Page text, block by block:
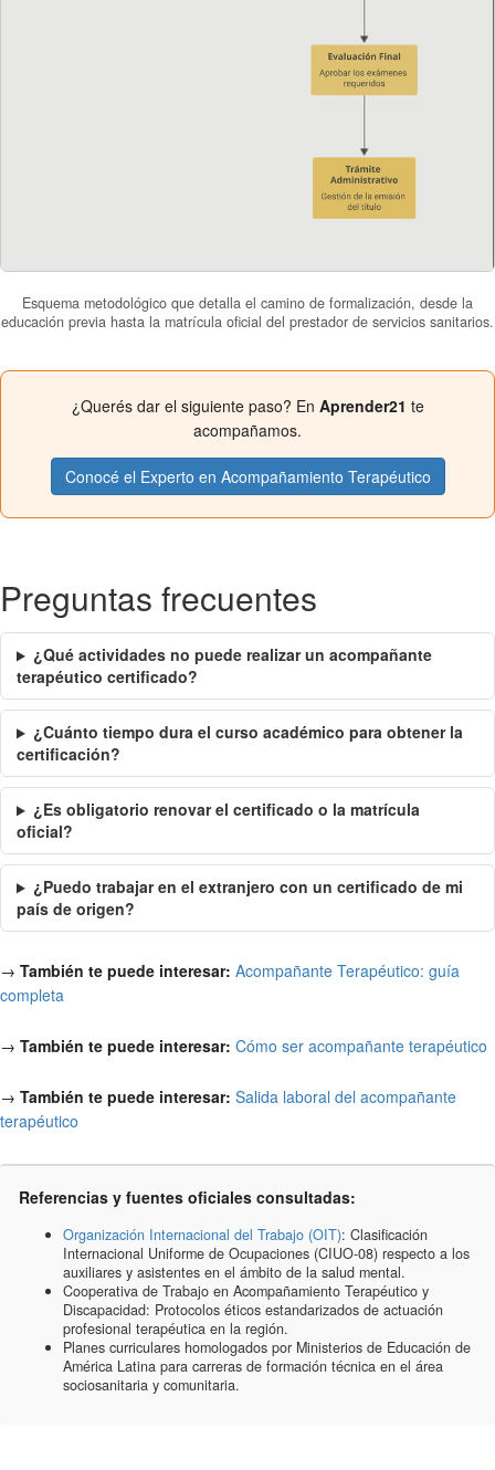
Esquema metodológico que detalla el camino de formalización, desde la
educación previa hasta la matrícula oficial del prestador de servicios sanitarios.
¿Querés dar el siguiente paso? En Aprender21 te
acompañamos.
Conocé el Experto en Acompañamiento Terapéutico
Preguntas frecuentes
¿Qué actividades no puede realizar un acompañante
terapéutico certificado?
¿Cuánto tiempo dura el curso académico para obtener la
certificación?
¿Es obligatorio renovar el certificado o la matrícula
oficial?
¿Puedo trabajar en el extranjero con un certificado de mi
país de origen?
→ También te puede interesar: Acompañante Terapéutico: guía
completa
→ También te puede interesar: Cómo ser acompañante terapéutico
→ También te puede interesar: Salida laboral del acompañante
terapéutico
Referencias y fuentes oficiales consultadas:
Organización Internacional del Trabajo (OIT): Clasificación
Internacional Uniforme de Ocupaciones (CIUO-08) respecto a los
auxiliares y asistentes en el ámbito de la salud mental.
Cooperativa de Trabajo en Acompañamiento Terapéutico y
Discapacidad: Protocolos éticos estandarizados de actuación
profesional terapéutica en la región.
Planes curriculares homologados por Ministerios de Educación de
América Latina para carreras de formación técnica en el área
sociosanitaria y comunitaria.